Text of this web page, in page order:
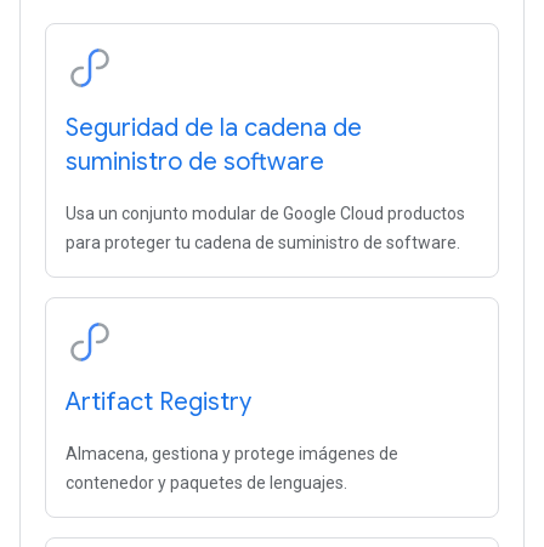
Seguridad de la cadena de
suministro de software
Usa un conjunto modular de Google Cloud productos
para proteger tu cadena de suministro de software.
Artifact Registry
Almacena, gestiona y protege imágenes de
contenedor y paquetes de lenguajes.